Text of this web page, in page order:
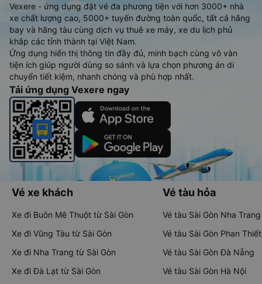
Vexere - ứng dụng đặt vé đa phương tiện với hơn 3000+ nhà
xe chất lượng cao, 5000+ tuyến đường toàn quốc, tất cả hãng
bay và hãng tàu cùng dịch vụ thuê xe máy, xe du lịch phủ
khắp các tỉnh thành tại Việt Nam.
Ứng dụng hiển thị thông tin đầy đủ, minh bạch cùng vô vàn
tiện ích giúp người dùng so sánh và lựa chọn phương án di
chuyển tiết kiệm, nhanh chóng và phù hợp nhất.
Tải ứng dụng Vexere ngay
Vé xe khách
Xe đi Buôn Mê Thuột từ Sài Gòn
Xe đi Vũng Tàu từ Sài Gòn
Xe đi Nha Trang từ Sài Gòn
Xe đi Đà Lạt từ Sài Gòn
Vé tàu hỏa
Vé tàu Sài Gòn Nha Trang
Vé tàu Sài Gòn Phan Thiết
Vé tàu Sài Gòn Đà Nẵng
Vé tàu Sài Gòn Hà Nội